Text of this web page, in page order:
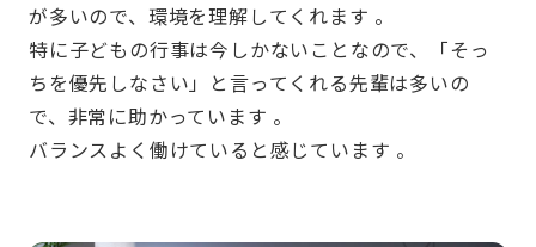
が多いので、環境を理解してくれます 。
特に子どもの行事は今しかないことなので、「そっ
ちを優先しなさい」と言ってくれる先輩は多いの
で、非常に助かっています 。
バランスよく働けていると感じています 。